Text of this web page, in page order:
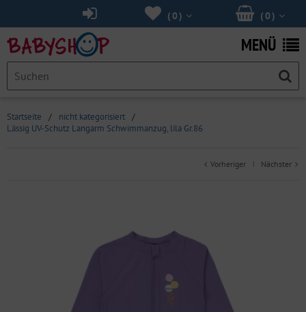
(0 )
(0 )
MENÜ
Startseite / nicht kategorisiert /
Lässig UV-Schutz Langarm Schwimmanzug, lila Gr.86
Vorheriger | Nächster